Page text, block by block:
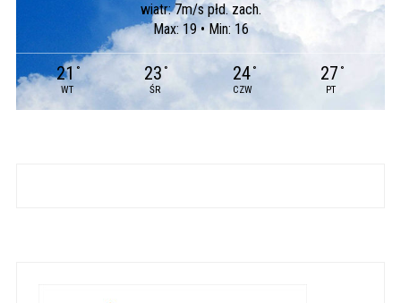
wiatr: 7m/s płd. zach.
Max: 19 • Min: 16
21 °
WT
23 °
ŚR
24 °
CZW
27 °
PT